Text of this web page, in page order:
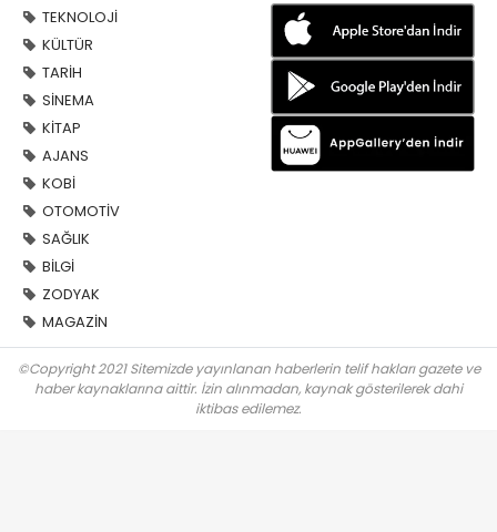
TEKNOLOJİ
KÜLTÜR
TARİH
SİNEMA
KİTAP
AJANS
KOBİ
OTOMOTİV
SAĞLIK
BİLGİ
ZODYAK
MAGAZİN
©Copyright 2021 Sitemizde yayınlanan haberlerin telif hakları gazete ve
haber kaynaklarına aittir. İzin alınmadan, kaynak gösterilerek dahi
iktibas edilemez.